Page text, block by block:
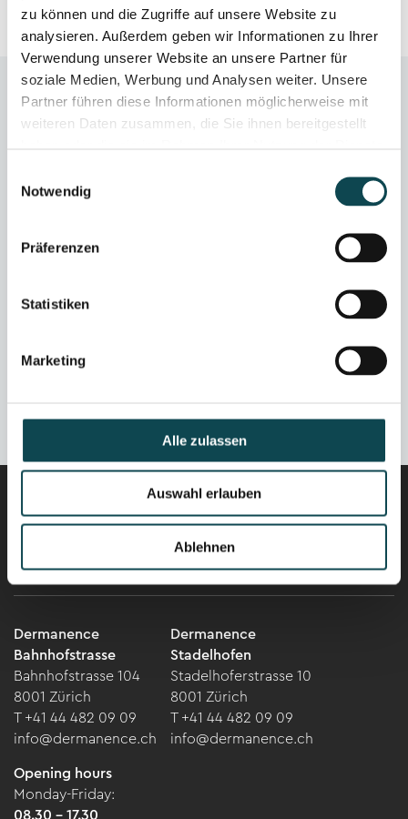
zu können und die Zugriffe auf unsere Website zu
analysieren. Außerdem geben wir Informationen zu Ihrer
Verwendung unserer Website an unsere Partner für
soziale Medien, Werbung und Analysen weiter. Unsere
Partner führen diese Informationen möglicherweise mit
weiteren Daten zusammen, die Sie ihnen bereitgestellt
Notwendig
Präferenzen
Statistiken
Marketing
Alle zulassen
Auswahl erlauben
Ablehnen
Medical peelings
Career
Dermanence
Bahnhofstrasse
Bahnhofstrasse 104
8001 Zürich
T +41 44 482 09 09
info@dermanence.ch
Dermanence
Stadelhofen
Stadelhoferstrasse 10
8001 Zürich
T +41 44 482 09 09
info@dermanence.ch
Opening hours
Monday-Friday: